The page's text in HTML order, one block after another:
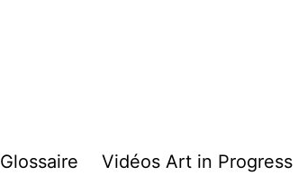
Glossaire Vidéos Art in Progress